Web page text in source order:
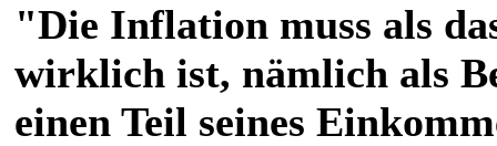
"Die Inflation muss als
wirklich ist, nämlich als
einen Teil seines